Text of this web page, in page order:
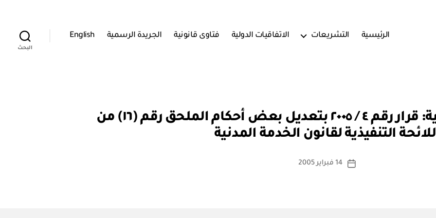
الرئيسية التشريعات الاتفاقيات الدولية فتاوى قانونية الجريدة الرسمية English
البحث
مجلس الخدمة المدنية: قرار رقم ٤ / ٢٠٠٥ بتعديل بعض أحكام الملحق رقم (١٦) من
التنفيذية لقانون الخدمة المدنية
كاتب
ا
س
ة
تاريخ
14 فبراير 2005